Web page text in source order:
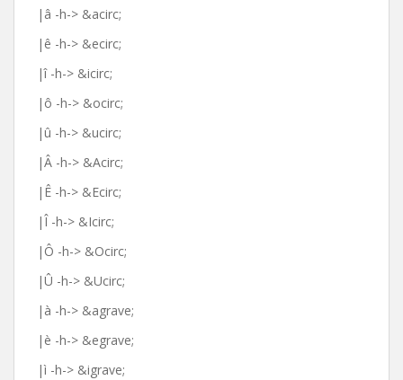
|â -h-> &acirc;
|ê -h-> &ecirc;
|î -h-> &icirc;
|ô -h-> &ocirc;
|û -h-> &ucirc;
|Â -h-> &Acirc;
|Ê -h-> &Ecirc;
|Î -h-> &Icirc;
|Ô -h-> &Ocirc;
|Û -h-> &Ucirc;
|à -h-> &agrave;
|è -h-> &egrave;
|ì -h-> &igrave;